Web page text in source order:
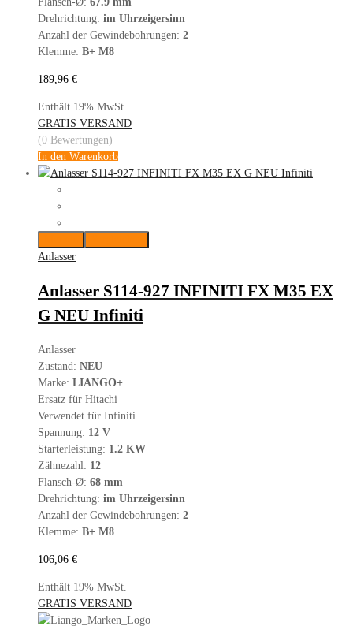
Drehrichtung: im Uhrzeigersinn
Anzahl der Gewindebohrungen: 2
Klemme: B+ M8
189,96 €
Enthält 19% MwSt.
GRATIS VERSAND
(0 Bewertungen)
In den Warenkorb
Anlasser
Anlasser S114-927 INFINITI FX M35 EX
G NEU Infiniti
Anlasser
Zustand: NEU
Marke: LIANGO+
Ersatz für Hitachi
Verwendet für Infiniti
Spannung: 12 V
Starterleistung: 1.2 KW
Zähnezahl: 12
Flansch-Ø: 68 mm
Drehrichtung: im Uhrzeigersinn
Anzahl der Gewindebohrungen: 2
Klemme: B+ M8
106,06 €
Enthält 19% MwSt.
GRATIS VERSAND